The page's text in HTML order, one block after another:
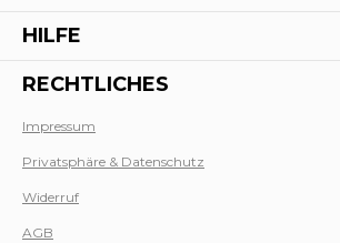
HILFE
RECHTLICHES
Impressum
Privatsphäre & Datenschutz
Widerruf
AGB